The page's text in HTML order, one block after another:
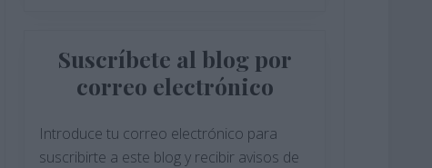
Suscríbete al blog por
correo electrónico
Introduce tu correo electrónico para
suscribirte a este blog y recibir avisos de